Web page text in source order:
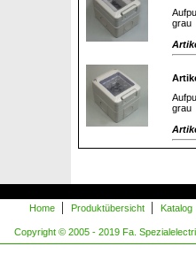
grau
grau
Home | Produktübersicht | Katalog
Copyright © 2005 - 2019 Fa.